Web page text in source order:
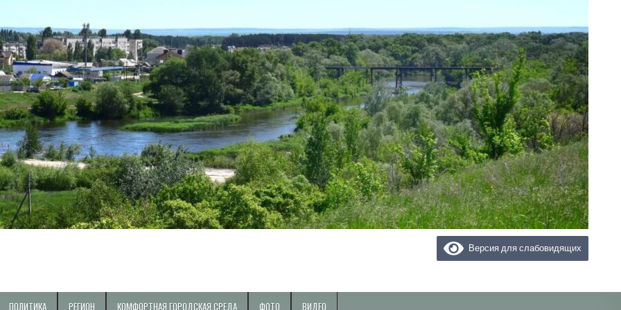
Версия для слабовидящих
ПОЛИТИКА РЕГИОН КОМФОРТНАЯ ГОРОДСКАЯ СРЕДА ФОТО ВИДЕО